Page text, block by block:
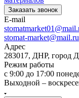
Заказать звонок
E-mail
stomat-market@mail.ru
Адрес
283017, ДНР, город
Режим работы
с 9:00 до 17:00
Выходной –